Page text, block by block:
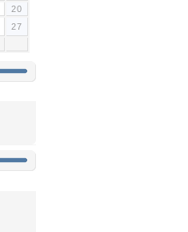
20
27